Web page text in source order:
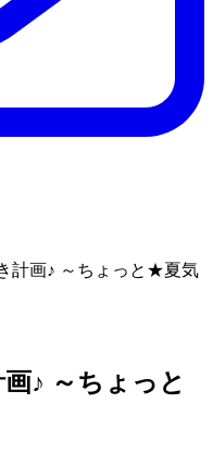
計画♪ ～ちょっと★夏気
画♪ ～ ち ょ っ と